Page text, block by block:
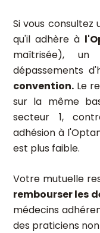
Si vous consultez
qu'il adhère à
maîtrisée),
dépassements
convention. Le
sur la même
secteur 1,
adhésion à
est plus faible.
Votre mutuelle
rembourser les
médecins
des praticiens